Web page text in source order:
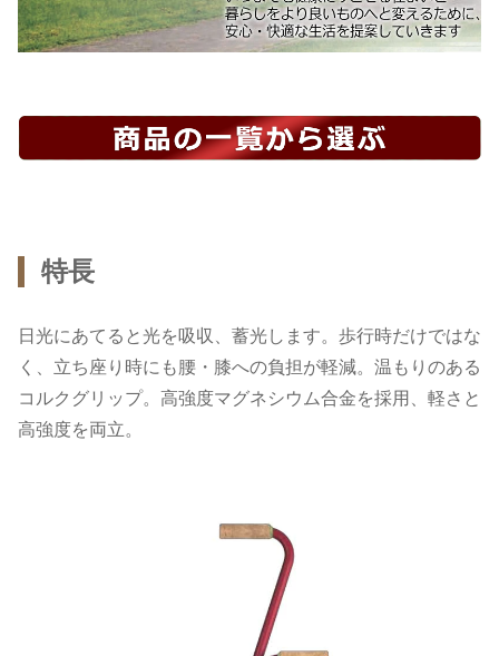
特長
日光にあてると光を吸収、蓄光します。歩行時だけではな
く、立ち座り時にも腰・膝への負担が軽減。温もりのある
コルクグリップ。高強度マグネシウム合金を採用、軽さと
高強度を両立。